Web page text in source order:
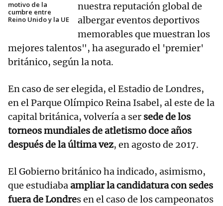
motivo de la
cumbre entre
Reino Unido y la UE
nuestra reputación global de
albergar eventos deportivos
memorables que muestran los
mejores talentos", ha asegurado el 'premier'
británico, según la nota.
En caso de ser elegida, el Estadio de Londres,
en el Parque Olímpico Reina Isabel, al este de la
capital británica, volvería a ser sede de los
torneos mundiales de atletismo doce años
después de la última vez, en agosto de 2017.
El Gobierno británico ha indicado, asimismo,
que estudiabaampliar la candidatura con sedes
fuera de Londres en el caso de los campeonatos